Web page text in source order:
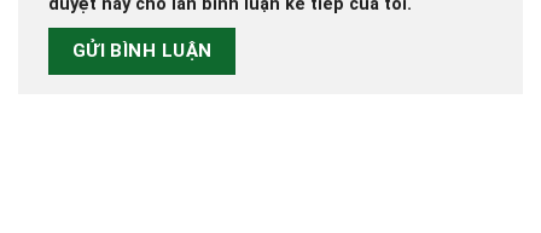
duyệt này cho lần bình luận kế tiếp của tôi.